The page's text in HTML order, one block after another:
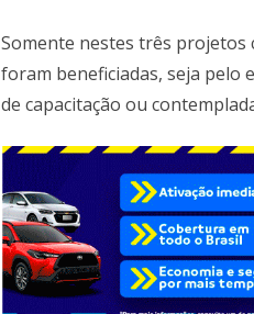
Somente nestes três projetos
foram beneficiadas, seja pelo
de capacitação ou